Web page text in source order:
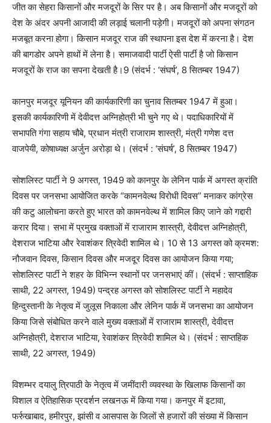
जीत का सेहरा किसानों और मजदूरों के सिर पर है। अब किसानों और मजदूरों को
देश के अंदर अपनी आजादी की लड़ाई चलानी पड़ेगी। मजदूरों को अपना संगठन
मजबूत करना होगा। किसान मजदूर राज की स्थापना इस देश में करना है। देश
की बागडोर अपने हाथों में लेना है। समाजवादी पार्टी ऐसी पार्टी है जो किसान
मजदूरों के राज का सपना देखती है।9 (संदर्भ : ‘संघर्ष’, 8 सितम्बर 1947)
कानपुर मजदूर यूनियन की कार्यकारिणी का चुनाव सितम्बर 1947 में हुआ।
इसकी कार्यकारिणी में देवीदत्त अग्निहोत्री भी चुने गए थे। पदाधिकारियों में
सभापति गंगा सहाय चौबे, प्रधान मंत्री राजाराम शास्त्री, मंत्री गणेश दत्त
वाजपेयी, कोषाध्यक्ष अर्जुन अरोड़ा थे। (संदर्भ : ‘संघर्ष’, 8 सितम्बर 1947)
सोशलिस्ट पार्टी ने 9 अगस्त, 1949 को कानपुर के लेनिन पार्क में अगस्त क्रांति
दिवस पर जनसभा आयोजित करके “कामनवेल्थ विरोधी दिवस” मनाकर कांग्रेस
की कटु आलोचना करते हुए भारत को कामनवेल्थ में शामिल किए जाने को गद्दारी
करार दिया। सभा में प्रमुख वक्ताओं में राजाराम शास्त्री, देवीदत्त अग्निहोत्री,
देशराज भाटिया और रेवाशंकर त्रिवेदी शामिल थे। 10 से 13 अगस्त को क्रमश:
नौजवान दिवस, किसान दिवस और मजदूर दिवस का आयोजन किया गया;
सोशलिस्ट पार्टी ने शहर के विभिन्न स्थानों पर जनसभाएं कीं। (संदर्भ : साप्ताहिक
साथी, 22 अगस्त, 1949) पन्द्रह अगस्त को सोशलिस्ट पार्टी ने महादेव
हिन्दुस्तानी के नेतृत्व में जुलूस निकाला और लेनिन पार्क में जनसभा का आयोजन
किया जिसे संबोधित करने वाले मुख्य वक्ताओं में राजाराम शास्त्री, देवीदत्त
अग्निहोत्री, देशराज भाटिया, रेवाशंकर त्रिवेदी शामिल थे। (संदर्भ : साप्तहिक
साथी, 22 अगस्त, 1949)
विशम्भर दयालु त्रिपाठी के नेतृत्व में जमींदारी व्यवस्था के खिलाफ किसानों का
विशाल व ऐतिहासिक प्रदर्शन लखनऊ में किया गया। कनपुर में इटावा,
फर्रुखाबाद, हमीरपुर, झांसी व आसपास के जिलों से हजारों की संख्या में किसान